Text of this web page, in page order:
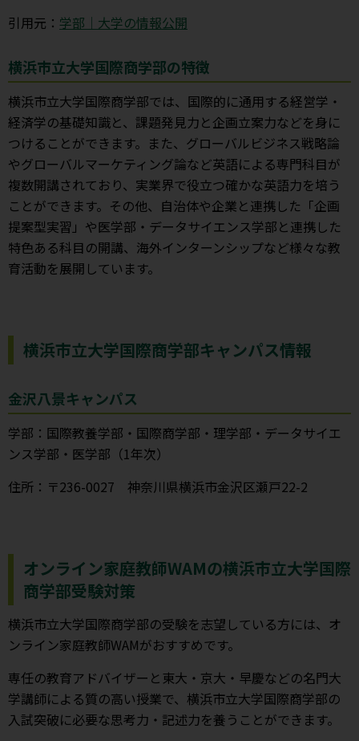
引用元： 学部｜大学の情報公開
横浜市立大学国際商学部の特徴
横浜市立大学国際商学部では、国際的に通用する経営学・
経済学の基礎知識と、課題発見力と企画立案力などを身に
つけることができます。また、グローバルビジネス戦略論
やグローバルマーケティング論など英語による専門科目が
複数開講されており、実業界で役立つ確かな英語力を培う
ことができます。その他、自治体や企業と連携した「企画
提案型実習」や医学部・データサイエンス学部と連携した
特色ある科目の開講、海外インターンシップなど様々な教
育活動を展開しています。
横浜市立大学国際商学部キャンパス情報
金沢八景キャンパス
学部：国際教養学部・国際商学部・理学部・データサイエ
ンス学部・医学部（1年次）
住所：〒236-0027 神奈川県横浜市金沢区瀬戸22-2
オンライン家庭教師WAMの横浜市立大学国際
商学部受験対策
横浜市立大学国際商学部の受験を志望している方には、オ
ンライン家庭教師WAMがおすすめです。
専任の教育アドバイザーと東大・京大・早慶などの名門大
学講師による質の高い授業で、横浜市立大学国際商学部の
入試突破に必要な思考力・記述力を養うことができます。